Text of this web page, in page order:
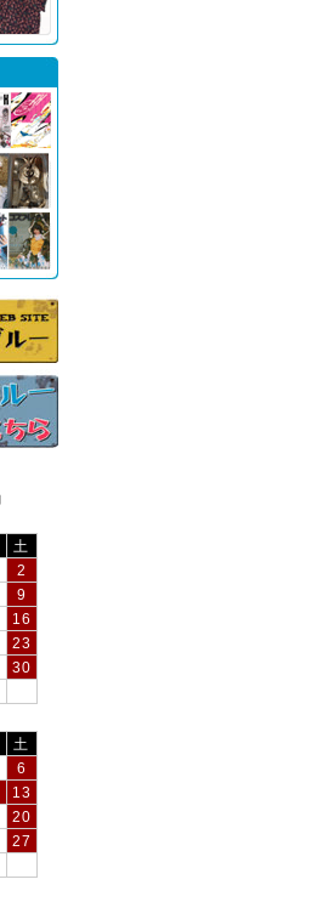
土
2
9
16
23
30
土
6
13
20
27